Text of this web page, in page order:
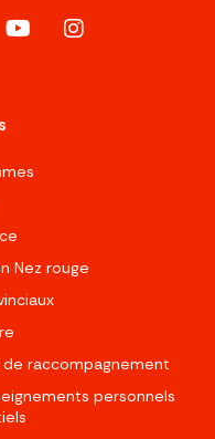
youtubeinstagram
Nez rouge
raccompagnement
personnels